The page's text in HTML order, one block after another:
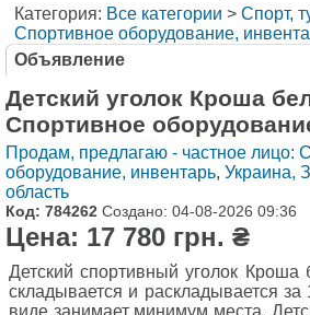
Категория: Все категории > Cпорт,
Спортивное оборудование,
Объявление
Детский уголок Кроша
Спортивное
Продам, предлагаю - частное лицо:
оборудование, инвентарь, Украина,
область
Код: 784262 Создано: 04-08-2026 09:36
Цена: 17 780 грн. ₴
Детский спортивный уголок Кроша
складывается и раскладывается
виде занимает минимум места.